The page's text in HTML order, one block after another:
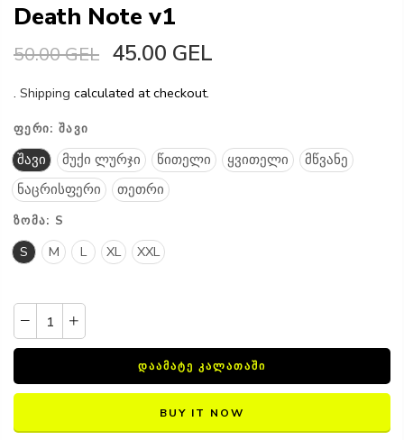
Death Note v1
50.00 GEL 45.00 GEL
. Shipping calculated at checkout.
ᲤᲔᲠᲘ: ᲨᲐᲕᲘ
შავი მუქი ლურჯი წითელი ყვითელი
მწვანე
ნაცრისფერი
თეთრი
ᲖᲝᲛᲐ: S
S M L XL XXL
ᲓᲐᲐᲛᲐᲢᲔ ᲙᲐᲚᲐᲗᲐᲨᲘ
BUY IT NOW